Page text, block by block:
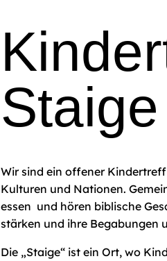
Staige
Wir sind ein offener
Kulturen und Nationen.
essen und hören biblische
stärken und ihre Begabungen
Die „Staige“ ist ein Ort, wo